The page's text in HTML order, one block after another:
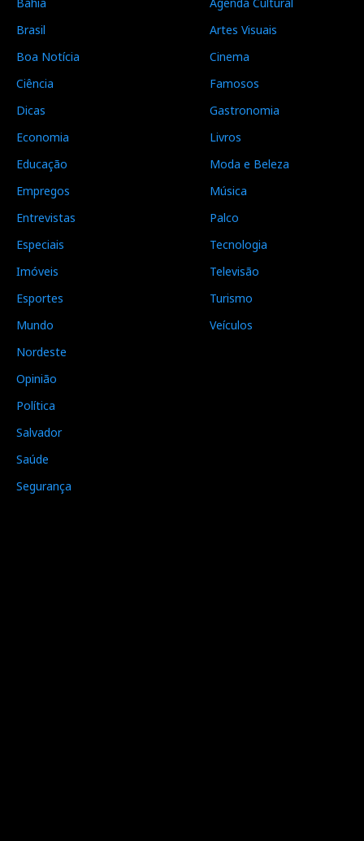
Brasil
Boa Notícia
Ciência
Dicas
Economia
Educação
Empregos
Entrevistas
Especiais
Imóveis
Esportes
Mundo
Nordeste
Opinião
Política
Salvador
Saúde
Segurança
Artes Visuais
Cinema
Famosos
Gastronomia
Livros
Moda e Beleza
Música
Palco
Tecnologia
Televisão
Turismo
Veículos